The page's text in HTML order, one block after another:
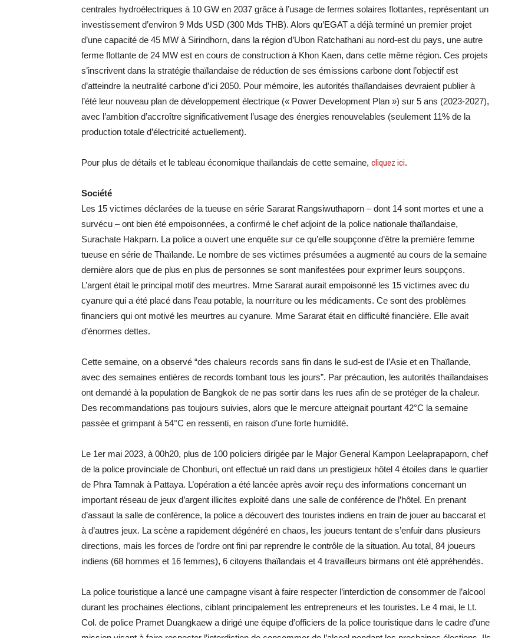
centrales hydroélectriques à 10 GW en 2037 grâce à l’usage de fermes solaires flottantes, représentant un
investissement d’environ 9 Mds USD (300 Mds THB). Alors qu’EGAT a déjà terminé un premier projet
d’une capacité de 45 MW à Sirindhorn, dans la région d’Ubon Ratchathani au nord-est du pays, une autre
ferme flottante de 24 MW est en cours de construction à Khon Kaen, dans cette même région. Ces projets
s’inscrivent dans la stratégie thaïlandaise de réduction de ses émissions carbone dont l’objectif est
d’atteindre la neutralité carbone d’ici 2050. Pour mémoire, les autorités thaïlandaises devraient publier à
l’été leur nouveau plan de développement électrique (« Power Development Plan ») sur 5 ans (2023-2027),
avec l’ambition d’accroître significativement l’usage des énergies renouvelables (seulement 11% de la
production totale d’électricité actuellement).
Pour plus de détails et le tableau économique thaïlandais de cette semaine, cliquez ici.
Société
Les 15 victimes déclarées de la tueuse en série Sararat Rangsiwuthaporn – dont 14 sont mortes et une a
survécu – ont bien été empoisonnées, a confirmé le chef adjoint de la police nationale thaïlandaise,
Surachate Hakparn. La police a ouvert une enquête sur ce qu’elle soupçonne d’être la première femme
tueuse en série de Thaïlande. Le nombre de ses victimes présumées a augmenté au cours de la semaine
dernière alors que de plus en plus de personnes se sont manifestées pour exprimer leurs soupçons.
L’argent était le principal motif des meurtres. Mme Sararat aurait empoisonné les 15 victimes avec du
cyanure qui a été placé dans l’eau potable, la nourriture ou les médicaments. Ce sont des problèmes
financiers qui ont motivé les meurtres au cyanure. Mme Sararat était en difficulté financière. Elle avait
d’énormes dettes.
Cette semaine, on a observé “des chaleurs records sans fin dans le sud-est de l’Asie et en Thaïlande,
avec des semaines entières de records tombant tous les jours”. Par précaution, les autorités thaïlandaises
ont demandé à la population de Bangkok de ne pas sortir dans les rues afin de se protéger de la chaleur.
Des recommandations pas toujours suivies, alors que le mercure atteignait pourtant 42°C la semaine
passée et grimpant à 54°C en ressenti, en raison d’une forte humidité.
Le 1er mai 2023, à 00h20, plus de 100 policiers dirigée par le Major General Kampon Leelaprapaporn, chef
de la police provinciale de Chonburi, ont effectué un raid dans un prestigieux hôtel 4 étoiles dans le quartier
de Phra Tamnak à Pattaya. L’opération a été lancée après avoir reçu des informations concernant un
important réseau de jeux d’argent illicites exploité dans une salle de conférence de l’hôtel. En prenant
d’assaut la salle de conférence, la police a découvert des touristes indiens en train de jouer au baccarat et
à d’autres jeux. La scène a rapidement dégénéré en chaos, les joueurs tentant de s’enfuir dans plusieurs
directions, mais les forces de l’ordre ont fini par reprendre le contrôle de la situation. Au total, 84 joueurs
indiens (68 hommes et 16 femmes), 6 citoyens thaïlandais et 4 travailleurs birmans ont été appréhendés.
La police touristique a lancé une campagne visant à faire respecter l’interdiction de consommer de l’alcool
durant les prochaines élections, ciblant principalement les entrepreneurs et les touristes. Le 4 mai, le Lt.
Col. de police Pramet Duangkaew a dirigé une équipe d’officiers de la police touristique dans le cadre d’une